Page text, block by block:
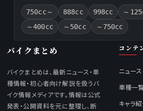
750cc～ 888cc 998cc ～
～400cc
～50cc ～750cc
バイクまとめ
バイクまとめは、最新ニュース・車
種情報・初心者向け解説を扱うバ
イク情報メディアです。情報は公式
発表・公開資料を元に整理し、断
コンテ
ニュー
車種一
キャラ